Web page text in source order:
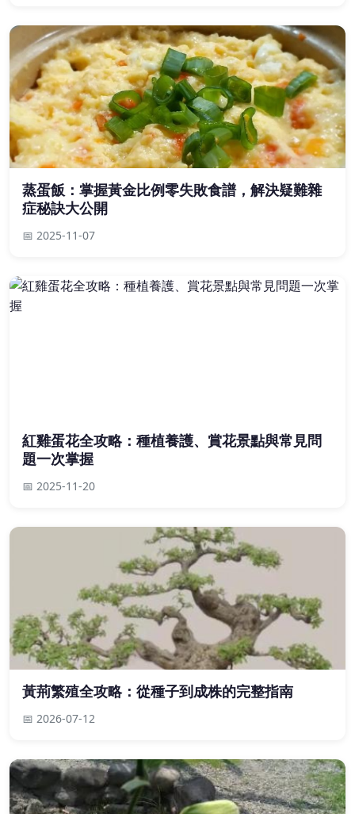
蒸蛋飯：掌握黃金比例零失敗食譜，解決疑難雜
症秘訣大公開
📅 2025-11-07
紅雞蛋花全攻略：種植養護、賞花景點與常見問
題一次掌握
📅 2025-11-20
黃荊繁殖全攻略：從種子到成株的完整指南
📅 2026-07-12